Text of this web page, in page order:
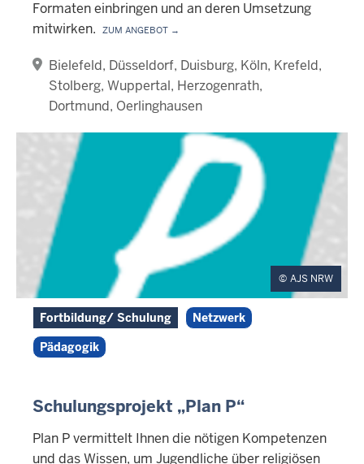
Formaten einbringen und an deren Umsetzung
mitwirken. Zum Angebot →
Bielefeld Düsseldorf Duisburg Köln Krefeld
Stolberg Wuppertal Herzogenrath
Dortmund Oerlinghausen
AJS NRW
Fortbildung/ Schulung
Netzwerk
Pädagogik
Schulungsprojekt „Plan P“
Plan P vermittelt Ihnen die nötigen Kompetenzen
und das Wissen, um Jugendliche über religiösen